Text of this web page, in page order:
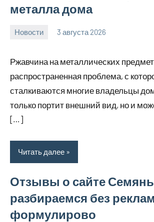
металла дома
Новости 3 августа 2026
Ржавчина на металлических
распространенная проблема, с
сталкиваются многие владельцы
только портит внешний вид, но и
[…]
Читать далее
Отзывы о сайте
разбираемся без
формулирово